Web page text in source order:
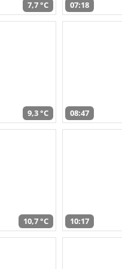
7,7 °C 07:18
9,3 °C 08:47
10,7 °C 10:17